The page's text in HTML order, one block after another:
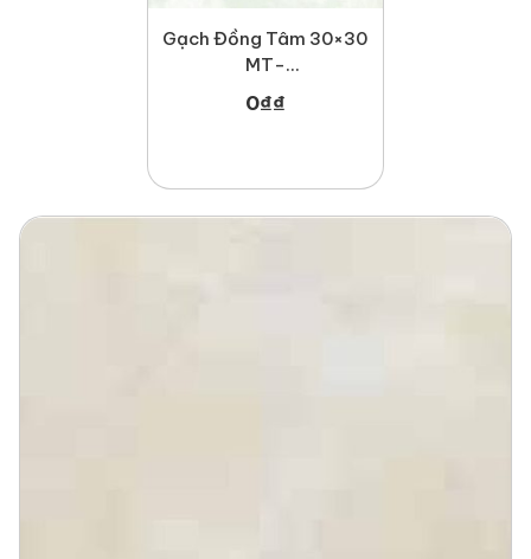
Gạch Đồng Tâm 30×30
MT-
GDT3030Lucbao001
0₫₫